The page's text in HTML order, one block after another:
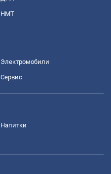
НМТ
Электромобили
Сервис
Напитки